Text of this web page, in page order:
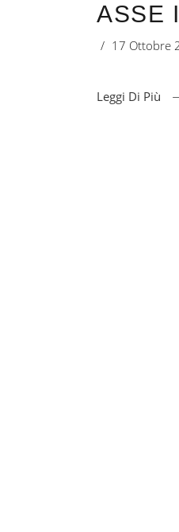
ASSE
17 Ottobre
Leggi Di Più